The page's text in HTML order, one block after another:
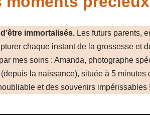
immortalisés.Les futurs parents,
chaque instant de la grossesse et
mes soins : Amanda, photographe
la naissance), située à 5 minutes
et des souvenirs impérissables !